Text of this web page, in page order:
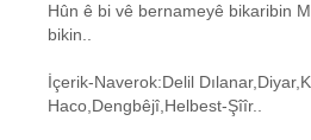
Hûn ê bi vê bernameyê bikaribin
bikin..
İçerik-Naverok:Delil
Haco,Dengbêjî,Helbest-Şîîr..